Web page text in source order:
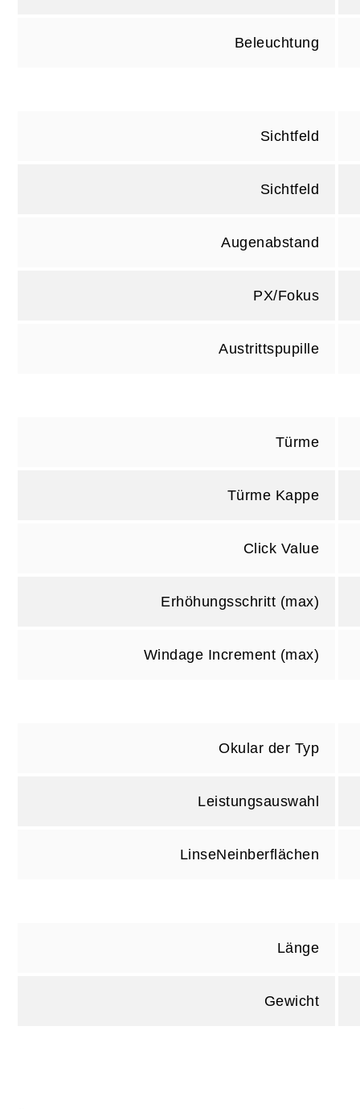
Beleuchtung
Sichtfeld
Sichtfeld
Augenabstand
PX/Fokus
Austrittspupille
Türme
Türme Kappe
Click Value
Erhöhungsschritt (max)
Windage Increment (max)
Okular der Typ
Leistungsauswahl
LinseNeinberflächen
Länge
Gewicht